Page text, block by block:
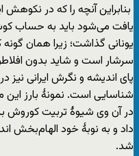
بنابراین آنچه را که در نکوهش
یافت می‌شود باید به حساب
یونانی گذاشت؛ زیرا همان
سرشار است و شاید بدون
پای اندیشه و نگرش ایرانی نیز
شناسایی است. نمونۀ بارز این
در آن وی شیوۀ تربیت کوروش
داد و به نوبۀ خود الهام‌بخش
شد.